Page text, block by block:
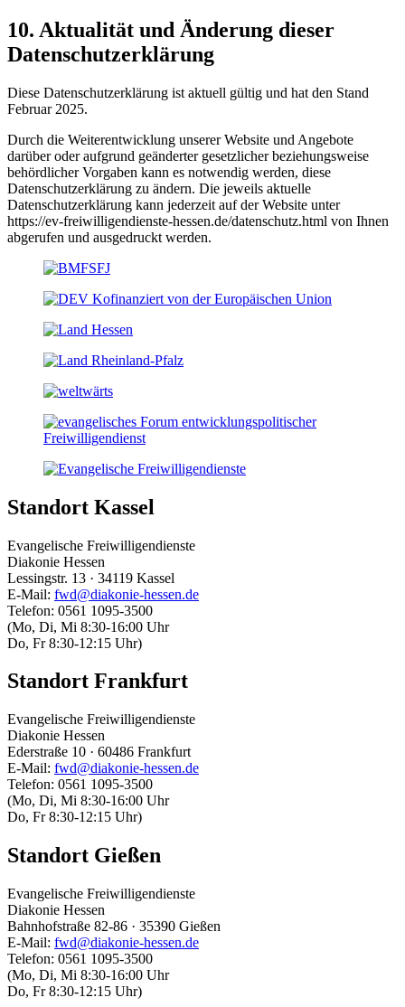
10. Aktualität und Änderung dieser
Datenschutzerklärung
Diese Datenschutzerklärung ist aktuell gültig und hat den Stand
Februar 2025.
Durch die Weiterentwicklung unserer Website und Angebote
darüber oder aufgrund geänderter gesetzlicher beziehungsweise
behördlicher Vorgaben kann es notwendig werden, diese
Datenschutzerklärung zu ändern. Die jeweils aktuelle
Datenschutzerklärung kann jederzeit auf der Website unter
https://ev-freiwilligendienste-hessen.de/datenschutz.html von Ihnen
abgerufen und ausgedruckt werden.
Standort Kassel
Evangelische Freiwilligendienste
Diakonie Hessen
Lessingstr. 13 · 34119 Kassel
E-Mail: fwd@diakonie-hessen.de
Telefon: 0561 1095-3500
(Mo, Di, Mi 8:30-16:00 Uhr
Do, Fr 8:30-12:15 Uhr)
Standort Frankfurt
Evangelische Freiwilligendienste
Diakonie Hessen
Ederstraße 10 · 60486 Frankfurt
E-Mail: fwd@diakonie-hessen.de
Telefon: 0561 1095-3500
(Mo, Di, Mi 8:30-16:00 Uhr
Do, Fr 8:30-12:15 Uhr)
Standort Gießen
Evangelische Freiwilligendienste
Diakonie Hessen
Bahnhofstraße 82-86 · 35390 Gießen
E-Mail: fwd@diakonie-hessen.de
Telefon: 0561 1095-3500
(Mo, Di, Mi 8:30-16:00 Uhr
Do, Fr 8:30-12:15 Uhr)